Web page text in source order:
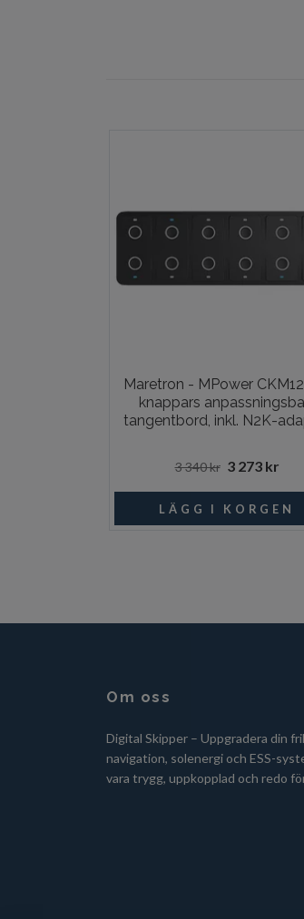
Maretron - MPower
knappars
tangentbord, inkl. N2K-
3 340 kr 3 273 kr
Om oss
Digital Skipper – Uppgradera din
navigation, solenergi och ESS-
vara trygg, uppkopplad och redo